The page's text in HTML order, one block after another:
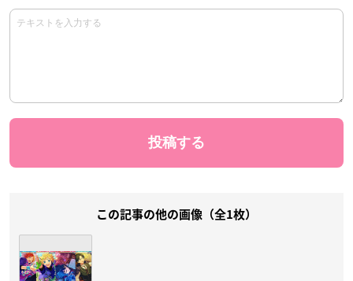
この記事の他の画像（全1枚）